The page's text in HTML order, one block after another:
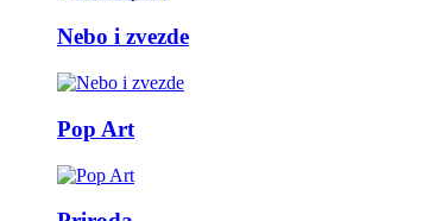
Nebo i zvezde
Pop Art